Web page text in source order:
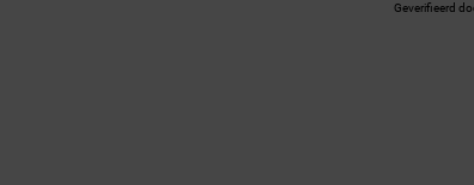
Geverifieerd